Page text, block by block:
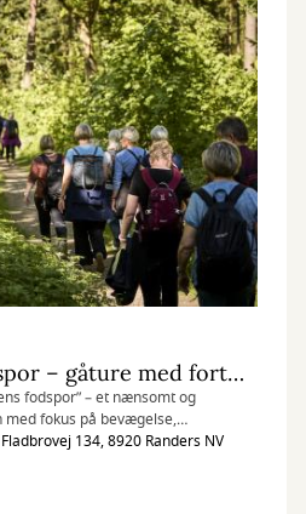
I litteraturens fodspor – gåture med fortællinger
fodspor” – et nænsomt og
fokus på bevægelse,
134, 8920 Randers NV